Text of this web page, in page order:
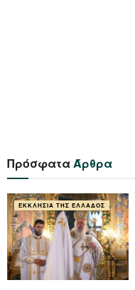
ΠρόσφαταΆρθρα
ΕΚΚΛΗΣΊΑ ΤΗΣ ΕΛΛΆΔΟΣ